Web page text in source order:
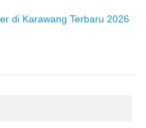
di Karawang Terbaru 2026